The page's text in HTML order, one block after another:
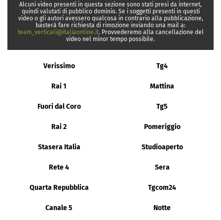
Alcuni video presenti in questa sezione sono stati presi da internet,
quindi valutati di pubblico dominio. Se i soggetti presenti in questi
video o gli autori avessero qualcosa in contrario alla pubblicazione,
basterà fare richiesta di rimozione inviando una mail a:
team_verticali@italiaonline.it. Provvederemo alla cancellazione del
video nel minor tempo possibile.
Verissimo Tg4
Rai 1 Mattina
Fuori dal Coro Tg5
Rai 2 Pomeriggio
Stasera Italia Studioaperto
Rete 4 Sera
Quarta Repubblica Tgcom24
Canale 5 Notte